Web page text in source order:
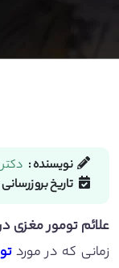
نویسنده :
تاریخ
علائم تومور مغزی
زمانی که در مورد